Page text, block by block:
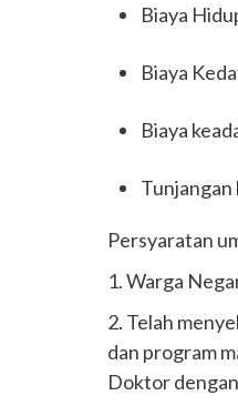
Biaya
Biaya
Biaya
Persyaratan
1. Warga
2. Telah
dan program
Doktor